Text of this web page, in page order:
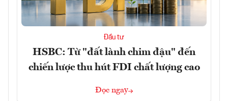
Đầu tư
HSBC: Từ "đất lành chim đậu" đến
chiến lược thu hút FDI chất lượng cao
Đọc ngay